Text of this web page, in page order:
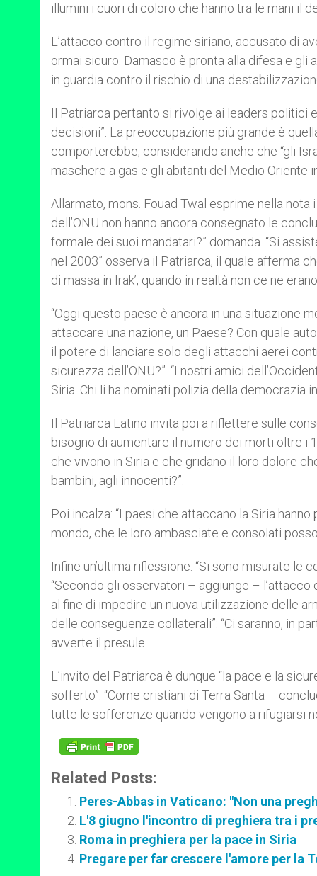
illumini i cuori di coloro che hanno tra le mani il
L’attacco contro il regime siriano, accusato di
ormai sicuro. Damasco è pronta alla difesa e gli
in guardia contro il rischio di una
Il Patriarca pertanto si rivolge ai leaders politici
decisioni”. La preoccupazione più grande è
comporterebbe, considerando anche che “gli
maschere a gas e gli abitanti del Medio Oriente
Allarmato, mons. Fouad Twal esprime nella
dell’ONU non hanno ancora consegnato le
formale dei suoi mandatari?” domanda. “Si
nel 2003” osserva il Patriarca, il quale afferma
di massa in Irak’, quando in realtà non ce ne
“Oggi questo paese è ancora in una situazione
attaccare una nazione, un Paese? Con quale
il potere di lanciare solo degli attacchi aerei
sicurezza dell’ONU?”. “I nostri amici
Siria. Chi li ha nominati polizia della democrazia
Il Patriarca Latino invita poi a riflettere sulle
bisogno di aumentare il numero dei morti oltre i
che vivono in Siria e che gridano il loro dolore
bambini, agli innocenti?”.
Poi incalza: “I paesi che attaccano la Siria
mondo, che le loro ambasciate e consolati
Infine un’ultima riflessione: “Si sono misurate le
“Secondo gli osservatori – aggiunge –
al fine di impedire un nuova utilizzazione delle
delle conseguenze collaterali”: “Ci saranno, in
avverte il presule.
L’invito del Patriarca è dunque “la pace e la
sofferto”. “Come cristiani di Terra Santa –
tutte le sofferenze quando vengono a rifugiarsi
Related Posts:
Peres-Abbas in Vaticano: "Non una
L'8 giugno l'incontro di preghiera tra i
Roma in preghiera per la pace in Siria
Pregare per far crescere l'amore per la